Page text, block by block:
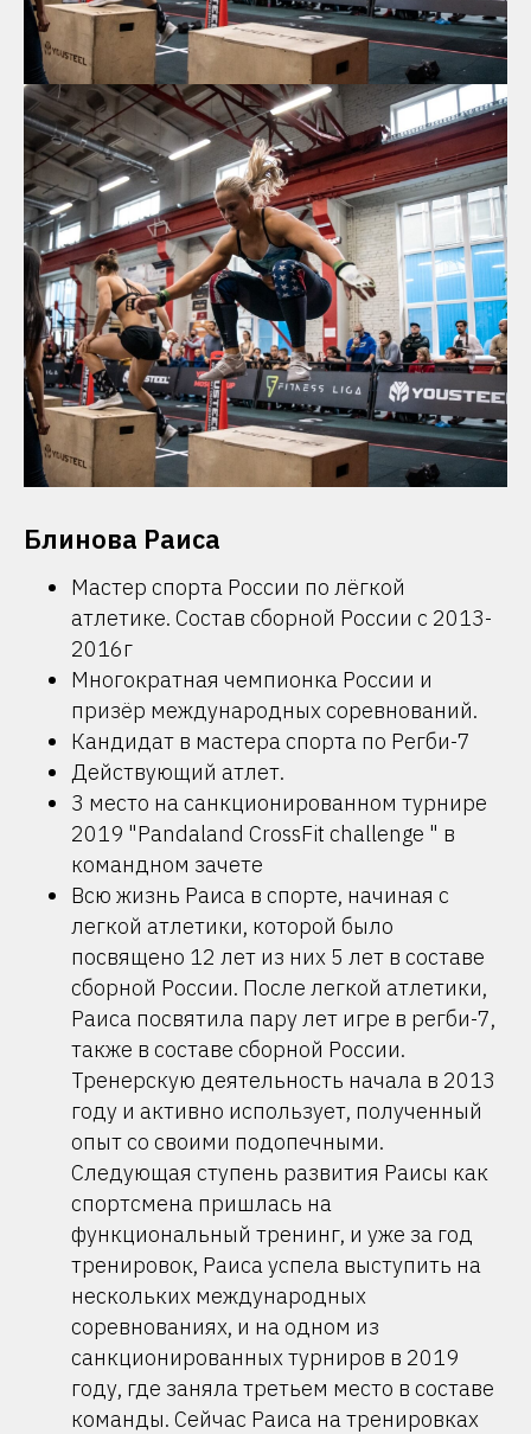
Блинова Раиса
Мастер спорта России по лёгкой
атлетике. Состав сборной России с 2013-
2016г
Многократная чемпионка России и
призёр международных соревнований.
Кандидат в мастера спорта по Регби-7
Действующий атлет.
3 место на санкционированном турнире
2019 "Pandaland CrossFit challenge " в
командном зачете
Всю жизнь Раиса в спорте, начиная с
легкой атлетики, которой было
посвящено 12 лет из них 5 лет в составе
сборной России. После легкой атлетики,
Раиса посвятила пару лет игре в регби-7,
также в составе сборной России.
Тренерскую деятельность начала в 2013
году и активно использует, полученный
опыт со своими подопечными.
Следующая ступень развития Раисы как
спортсмена пришлась на
функциональный тренинг, и уже за год
тренировок, Раиса успела выступить на
нескольких международных
соревнованиях, и на одном из
санкционированных турниров в 2019
году, где заняла третьем место в составе
команды. Сейчас Раиса на тренировках